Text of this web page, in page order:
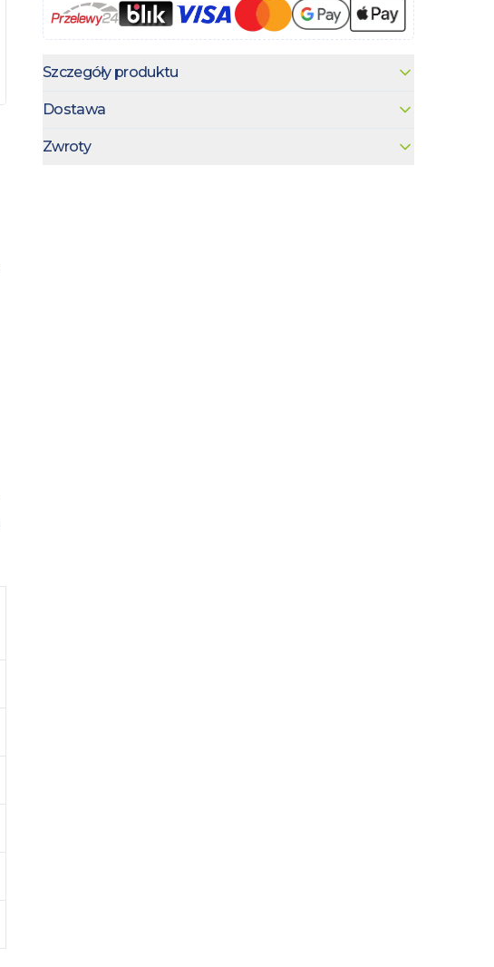
Szczegóły produktu
Dostawa
Zwroty